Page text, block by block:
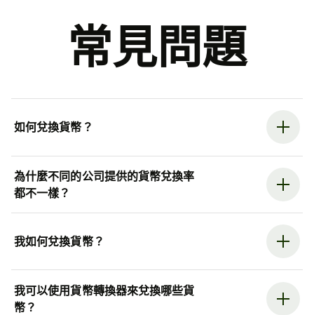
常見問題
如何兌換貨幣？
為什麼不同的公司提供的貨幣兌換率
都不一樣？
我如何兌換貨幣？
我可以使用貨幣轉換器來兌換哪些貨
幣？